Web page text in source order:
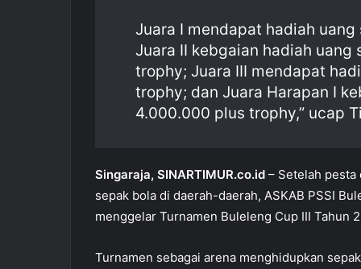
o
k
p
Juara I mendapat hadiah
Juara II kebgaian hadiah
trophy; Juara III mendapat
trophy; dan Juara Harapan I
4.000.000 plus trophy,” ucap
Singaraja, SINARTIMUR.co.id – Setelah pesta
sepak bola di daerah-daerah, ASKAB PSSI
menggelar Turnamen Buleleng Cup III Tahun
Turnamen sebagai arena menghidupkan